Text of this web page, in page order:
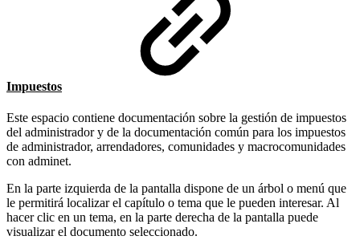
Impuestos
Este espacio contiene documentación sobre la gestión de impuestos
del administrador y de la documentación común para los impuestos
de administrador, arrendadores, comunidades y macrocomunidades
con adminet.
En la parte izquierda de la pantalla dispone de un árbol o menú que
le permitirá localizar el capítulo o tema que le pueden interesar. Al
hacer clic en un tema, en la parte derecha de la pantalla puede
visualizar el documento seleccionado.